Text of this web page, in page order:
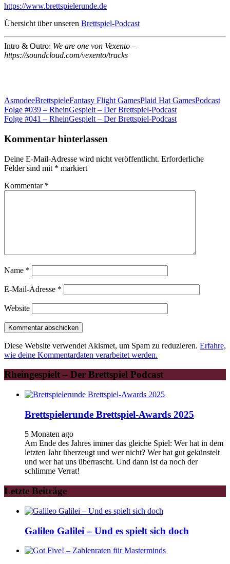
https://www.brettspielerunde.de
Übersicht über unseren Brettspiel-Podcast
Intro & Outro: We are one von Vexento –
https://soundcloud.com/vexento/tracks
AsmodeeBrettspieleFantasy Flight GamesPlaid Hat GamesPodcast
Beitragsnavigation
Vorheriger
Beitrag:
Folge #039 – RheinGespielt – Der Brettspiel-Podcast
Nächster
Folge #041 – RheinGespielt – Der Brettspiel-Podcast
Kommentar hinterlassen
Deine E-Mail-Adresse wird nicht veröffentlicht. Erforderliche
Felder sind mit * markiert
Kommentar *
Name *
E-Mail-Adresse *
Website
Diese Website verwendet Akismet, um Spam zu reduzieren. Erfahre,
wie deine Kommentardaten verarbeitet werden.
Rheingespielt – Der Brettspiel Podcast
Brettspielerunde Brettspiel-Awards 2025
5 Monaten ago
Am Ende des Jahres immer das gleiche Spiel: Wer hat in dem
letzten Jahr überzeugt und wer nicht? Wer hat gut gekünstelt
und wer hat uns überrascht. Und dann ist da noch der
schlimme Verrat!
Letzte Beiträge
Galileo Galilei – Und es spielt sich doch